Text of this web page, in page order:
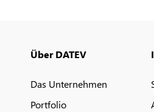
Über DATEV
Das Unternehmen
Portfolio